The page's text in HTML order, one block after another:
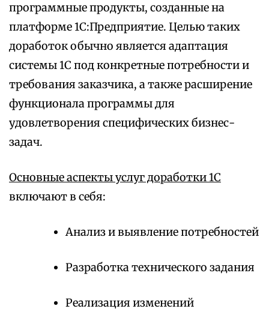
программные продукты, созданные на
платформе 1С:Предприятие. Целью таких
доработок обычно является адаптация
системы 1С под конкретные потребности и
требования заказчика, а также расширение
функционала программы для
удовлетворения специфических бизнес-
задач.
Основные аспекты услуг доработки 1С
включают в себя:
Анализ и выявление потребностей
Разработка технического задания
Реализация изменений